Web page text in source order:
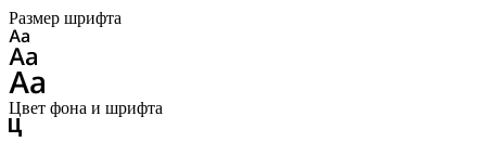
Размер шрифта
Цвет фона и шрифта